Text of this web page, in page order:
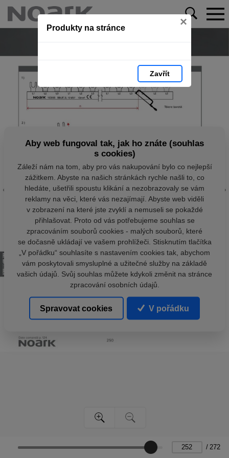
Produkty na stránce ×
Zavřít
/ 272
Aby web fungoval tak, jak ho znáte (souhlas
s cookies)
Záleží nám na tom, aby pro vás nakupování bylo co nejlepší
zážitkem. Abyste na našich stránkách rychle našli to, co
hledáte, ušetřili spoustu klikání a nezobrazovaly se vám
reklamy na věci, které vás nezajímají. Abyste web viděli
v zobrazení na které jste zvyklí a nemuseli se pokaždé
přihlašovat. Proto od vás potřebujeme souhlas se
zpracováním souborů cookies - malých souborů, které
se dočasně ukládají ve vašem prohlížeči. Stisknutím tlačítka
„V pořádku“ souhlasíte s nastavením cookies tak, abychom
vám poskytovali smysluplné a užitečné služby na základě
vašich údajů. Svůj souhlas můžete kdykoli změnit na stránce
zpracování osobních údajů.
Spravovat cookies V pořádku